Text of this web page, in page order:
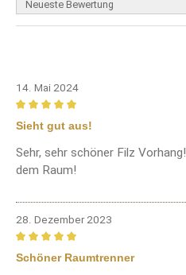
14. Mai 2024
Bewertung mit 5 von 5 Sternen
Sieht gut aus!
Sehr, sehr schöner Filz
dem Raum!
28. Dezember 2023
Bewertung mit 5 von 5 Sternen
Schöner Raumtrenner